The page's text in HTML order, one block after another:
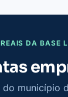
DA BASE
do município